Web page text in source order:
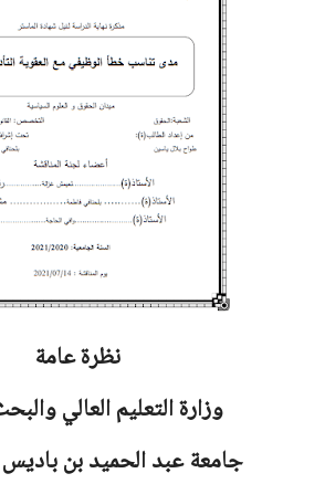
نظرة عامة
وزارة التعليم العالي
جامعةعبد الحميد بن